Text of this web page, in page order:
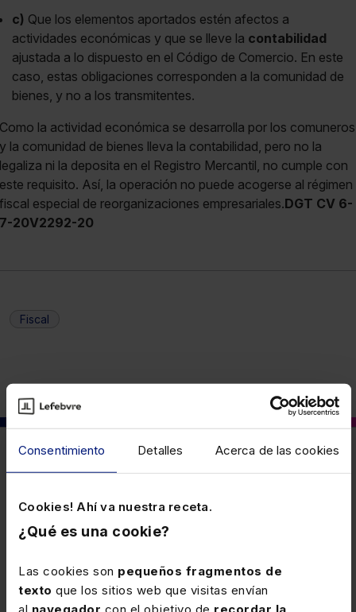
Consentimiento Detalles Acerca de las cookies
Cookies! Ahí va nuestra receta.
¿Qué es una cookie?
Las cookies son pequeños fragmentos de
texto que los sitios web que visitas envían
c) Que los elementos aportados estén afectos a
actividades económicas y que se lleve la contabilidad
ajustada a lo dispuesto en el Código de Comercio. En este
caso, estas obligaciones corresponden a la comunidad de
bienes, y no a los transmitentes.
Como la actividad económica se desarrolla por los comuneros
y la comunidad de bienes lleva la contabilidad, pero no la
legaliza ni la deposita en el Registro Mercantil, no cumple con
este requisito. Así, la operación no puede acogerse al régimen
fiscal especial de reorganizaciones empresariales.DGT CV 6-
7-20V2292-20
Fiscal
También puede interesarte
Límites al embargo de sueldos y
salarios: situación de las dietas (RF
45/25 04 de Noviembre de 2025 al 10
Las dietas, en cuanto indemnizaciones o suplidos que